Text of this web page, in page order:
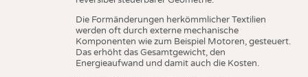
Die Formänderungen herkömmlicher Textilien
werden oft durch externe mechanische
Komponenten wie zum Beispiel Motoren, gesteuert.
Das erhöht das Gesamtgewicht, den
Energieaufwand und damit auch die Kosten.